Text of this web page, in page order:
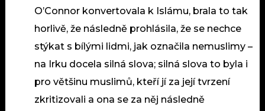
O’Connor konvertovala k Islámu, brala to tak
horlivě, že následně prohlásila, že se nechce
stýkat s bílými lidmi, jak označila nemuslimy –
na Irku docela silná slova; silná slova to byla i
pro většinu muslimů, kteří jí za její tvrzení
zkritizovali a ona se za něj následně